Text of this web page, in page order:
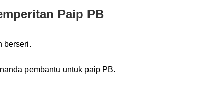
Paip PB
berseri.
pembantu untuk paip PB.